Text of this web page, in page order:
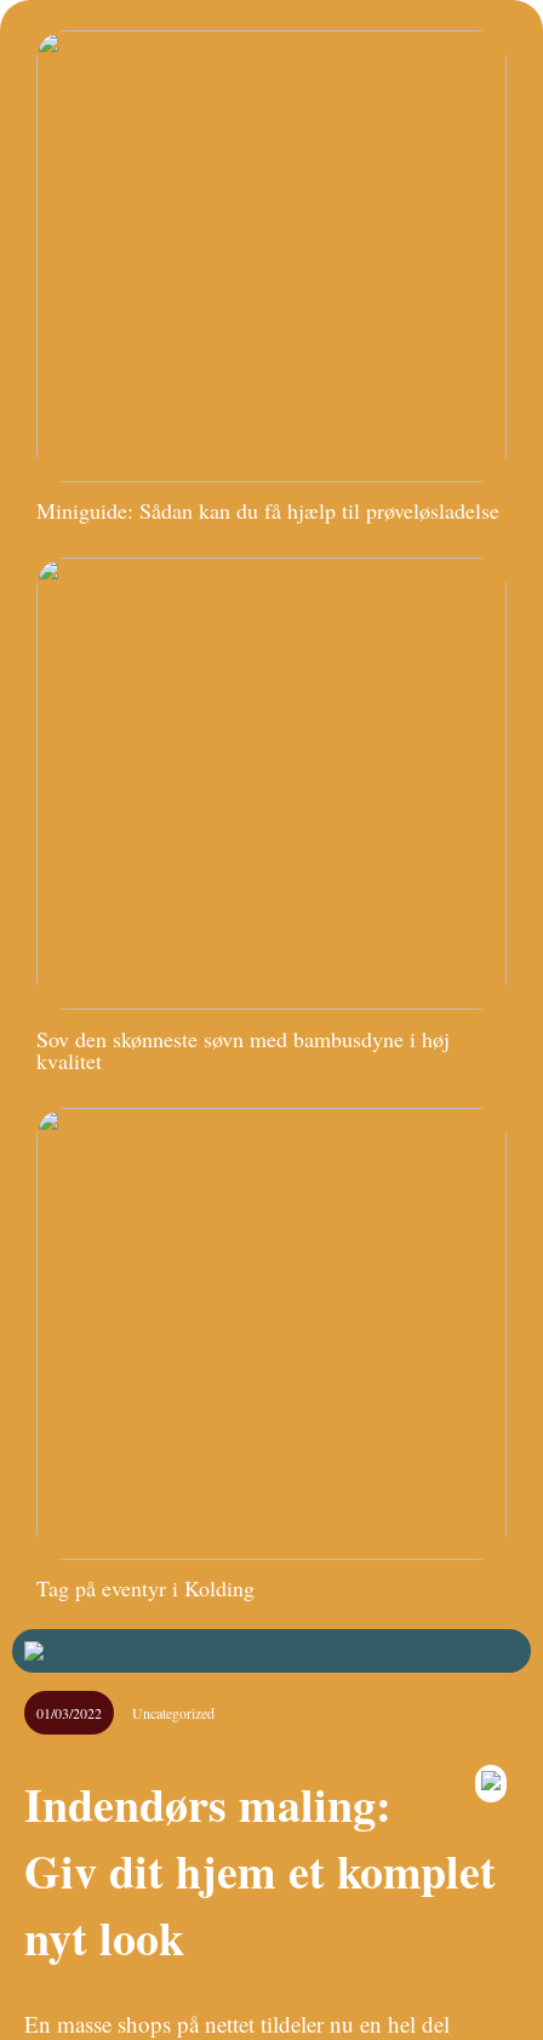
Miniguide: Sådan kan du få hjælp til prøveløsladelse
Sov den skønneste søvn med bambusdyne i høj
kvalitet
Tag på eventyr i Kolding
01/03/2022 Uncategorized
Indendørs maling:
Giv dit hjem et komplet
nyt look
En masse shops på nettet tildeler nu en hel del